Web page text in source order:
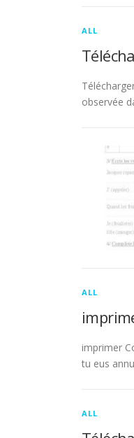
ALL
observée
ALL
imprimer
tu eus
ALL